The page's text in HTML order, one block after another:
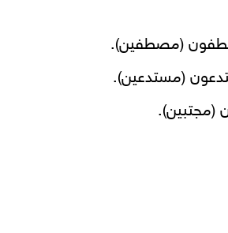
(مصطفين).
(مستدعين).
(مجتبين).